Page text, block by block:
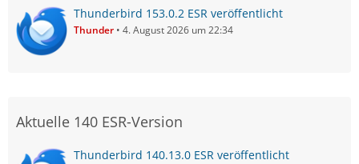
Thunderbird 153.0.2 ESR veröffentlicht
Thunder 4. August 2026 um 22:34
Aktuelle 140 ESR-Version
Thunderbird 140.13.0 ESR veröffentlicht